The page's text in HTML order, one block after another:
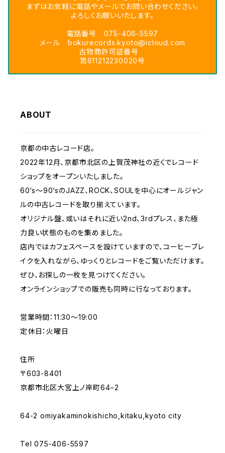
まずはお気軽に電話やメールでお問い合わせください。
よろしくお願いいたします。
電話番号 075-406-5597
メール bokurecords.kyoto@icloud.com
古物商許可証番号
第611212230020号
ABOUT
京都の中古レコード店。
2022年12月、京都市北区の上賀茂神社の近くでレコード
ショップをオープンいたしました。
60‘s〜90‘sのJAZZ、ROCK、SOULを中心にオールジャン
ルの中古レコードを取り揃えています。
オリジナル盤、或いはそれに近い2nd、3rdプレス、また極
力良い状態のものを集めました。
店内ではカフェスペースを設けていますので、コーヒーブレ
イクを入れながら、ゆっくりとレコードをご覧いただけます。
ぜひ、お探しの一枚を見つけてください。
オンラインショップでの販売も同時に行なっております。
営業時間：11:30〜19:00
定休日：火曜日
住所
〒603-8401
京都市北区大宮上ノ岸町64−2
64-2 omiyakaminokishicho,kitaku,kyoto city
Tel 075-406-5597